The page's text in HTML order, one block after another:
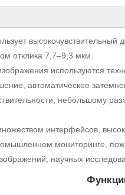
отклика 7,7–9,3 мкм.
используются
автоматическое
небольшому
интерфейсов,
мониторинге,
научных